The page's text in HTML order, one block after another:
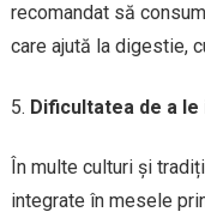
recomandat să
care ajută la digestie,
Dificultatea de a
În multe culturi și
integrate în mesele